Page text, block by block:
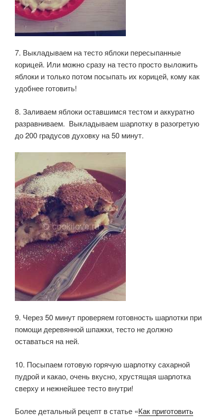
7. Выкладываем на тесто яблоки пересыпанные
корицей. Или можно сразу на тесто просто выложить
яблоки и только потом посыпать их корицей, кому как
удобнее готовить!
8. Заливаем яблоки оставшимся тестом и аккуратно
разравниваем. Выкладываем шарлотку в разогретую
до 200 градусов духовку на 50 минут.
9. Через 50 минут проверяем готовность шарлотки при
помощи деревянной шпажки, тесто не должно
оставаться на ней.
10. Посыпаем готовую горячую шарлотку сахарной
пудрой и какао, очень вкусно, хрустящая шарлотка
сверху и нежнейшее тесто внутри!
Более детальный рецепт в статье «Как приготовить